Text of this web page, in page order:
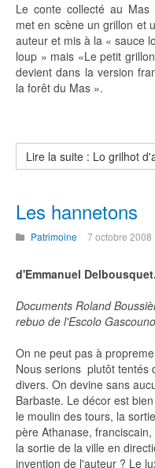
Le conte collecté au Mas
met en scène un grillon et
auteur et mis à la « sauce
loup » mais «Le petit
devient dans la version
la forêt du Mas ».
Lire la suite : Lo grilhot
Les hannetons
Patrimoine 7 octobre 2008
d'Emmanuel Delbousquet.
Documents Roland
rebuo de l'Escolo
On ne peut pas à
Nous serions plutôt tentés
divers. On devine sans
Barbaste. Le décor est
le moulin des tours, la
père Athanase,
la sortie de la ville en
invention de l'auteur ? Le